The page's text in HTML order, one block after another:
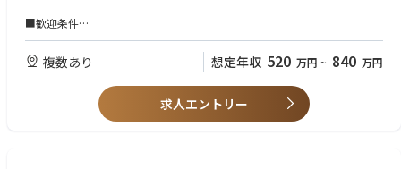
プラント建設工事またはタンク保全工事等の施工管理業務を担当頂きま
１．仕様書、工事計画書・施工要領等の作成
２．見積引合い対応
３．施工管理、監理技術者業務 など
■歓迎条件
１．１級施工管理技士（管工事、土木工事、電気工事、機械器具設置等）
２．危険物取扱者（甲種、乙種）
３．各種作業主任者（足場、有機溶剤、玉掛、酸素欠乏）
複数あり 想定年収 520 万円 ~ 840 万円
求人エントリー